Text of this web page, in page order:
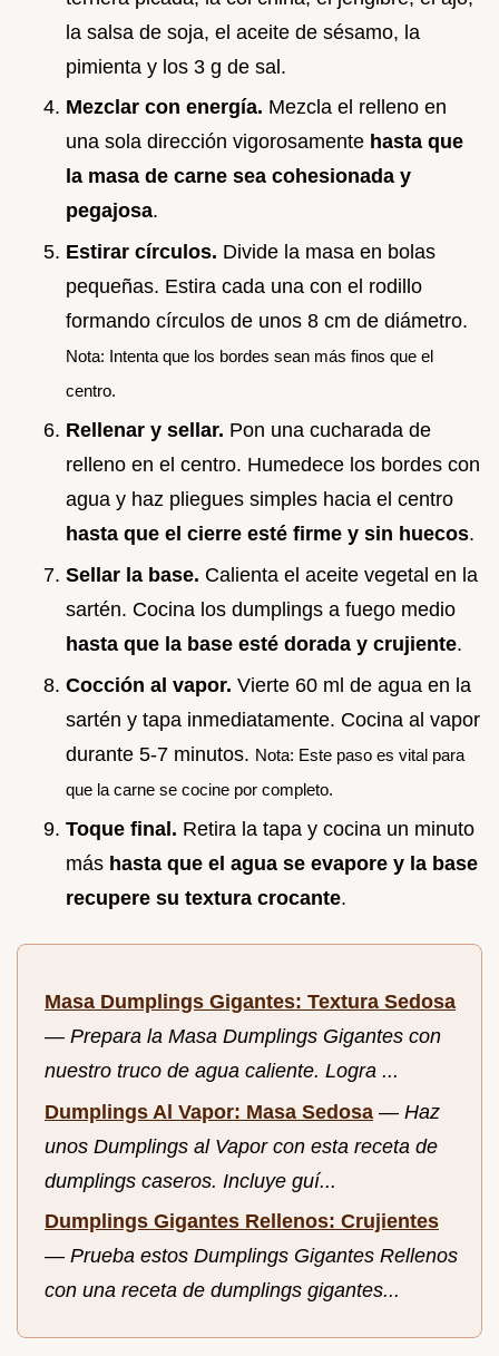
la salsa de soja, el aceite de sésamo, la
pimienta y los 3 g de sal.
Mezclar con energía. Mezcla el relleno en
una sola dirección vigorosamente hasta que
la masa de carne sea cohesionada y
pegajosa.
Estirar círculos. Divide la masa en bolas
pequeñas. Estira cada una con el rodillo
formando círculos de unos 8 cm de diámetro.
Nota: Intenta que los bordes sean más finos que el
centro.
Rellenar y sellar. Pon una cucharada de
relleno en el centro. Humedece los bordes con
agua y haz pliegues simples hacia el centro
hasta que el cierre esté firme y sin huecos.
Sellar la base. Calienta el aceite vegetal en la
sartén. Cocina los dumplings a fuego medio
hasta que la base esté dorada y crujiente.
Cocción al vapor. Vierte 60 ml de agua en la
sartén y tapa inmediatamente. Cocina al vapor
durante 5-7 minutos. Nota: Este paso es vital para
que la carne se cocine por completo.
Toque final. Retira la tapa y cocina un minuto
más hasta que el agua se evapore y la base
recupere su textura crocante.
Masa Dumplings Gigantes: Textura Sedosa
— Prepara la Masa Dumplings Gigantes con
nuestro truco de agua caliente. Logra ...
Dumplings Al Vapor: Masa Sedosa — Haz
unos Dumplings al Vapor con esta receta de
dumplings caseros. Incluye guí...
Dumplings Gigantes Rellenos: Crujientes
— Prueba estos Dumplings Gigantes Rellenos
con una receta de dumplings gigantes...